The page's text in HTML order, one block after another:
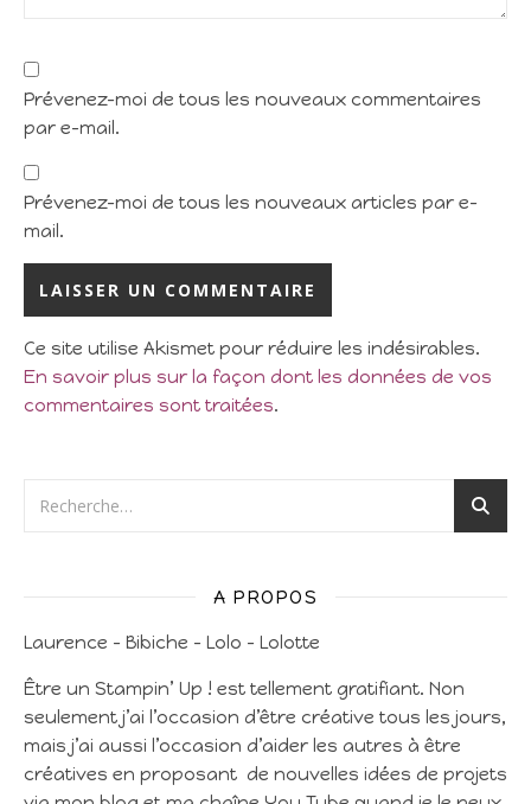
Prévenez-moi de tous les nouveaux commentaires
par e-mail.
Prévenez-moi de tous les nouveaux articles par e-
mail.
Ce site utilise Akismet pour réduire les indésirables.
En savoir plus sur la façon dont les données de vos
commentaires sont traitées.
A PROPOS
Laurence – Bibiche – Lolo – Lolotte
Être un Stampin’ Up ! est tellement gratifiant. Non
seulement j’ai l’occasion d’être créative tous les jours,
mais j’ai aussi l’occasion d’aider les autres à être
créatives en proposant de nouvelles idées de projets